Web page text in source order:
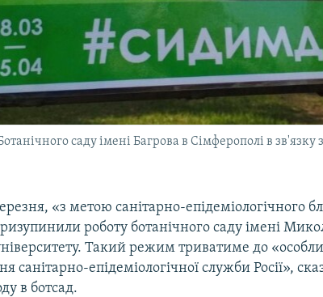
саду імені Багрова в Сімферополі в
«з метою санітарно-епідеміологічного
роботу ботанічного саду імені
Такий режим триватиме до
санітарно-епідеміологічної служби Росії»,
в ботсад.